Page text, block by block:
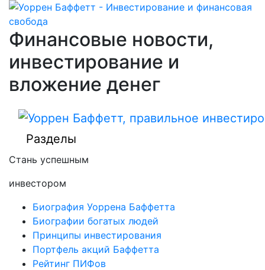
Финансовые новости,
инвестирование и
вложение денег
Разделы
Стань успешным
инвестором
Биография Уоррена Баффетта
Биографии богатых людей
Принципы инвестирования
Портфель акций Баффетта
Рейтинг ПИФов